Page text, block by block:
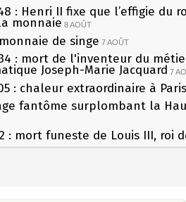
: Henri II fixe que l’effigie du
monnaie 8 AOÛT
de singe 7 AOÛT
: mort de l'inventeur du
Joseph-Marie Jacquard 7
: chaleur extraordinaire à Paris
fantôme surplombant la
: mort funeste de Louis III, roi